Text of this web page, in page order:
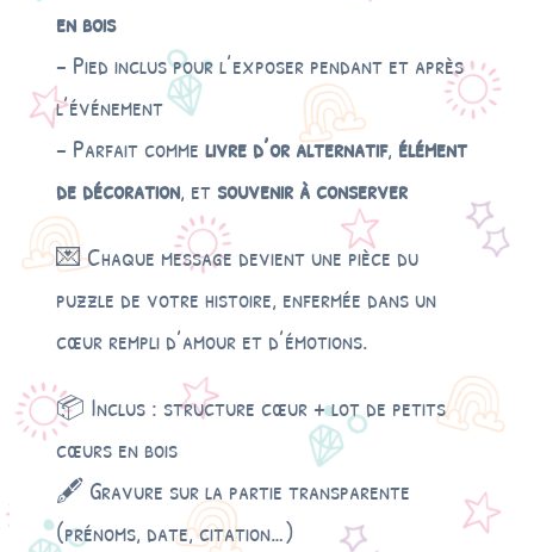
en bois
– Pied inclus pour l’exposer pendant et après
l’événement
– Parfait commelivre d’or alternatif,élément
de décoration, et souvenir à conserver
💌 Chaque message devient une pièce du
puzzle de votre histoire, enfermée dans un
cœur rempli d’amour et d’émotions.
📦 Inclus : structure cœur + lot de petits
cœurs en bois
🖋️ Gravure sur la partie transparente
(prénoms, date, citation…)